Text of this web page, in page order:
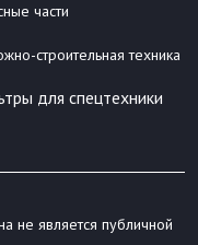
части
строительная техника
для спецтехники
не является публичной